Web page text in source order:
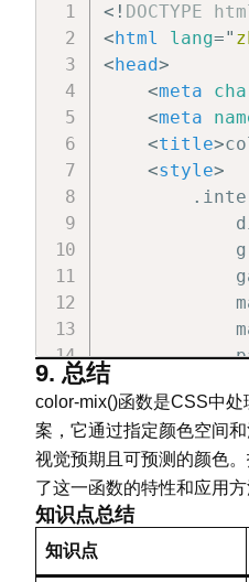
        }
<! DOCTYPE
< html lang="
< head>
<meta
<meta
<title>
<style>
        }
9. 总结
color-mix()函数是CSS中
案，它通过指定颜色空间
视觉预期且可预测的颜色
了这一函数的特性和应用方
知识点总结
知识点